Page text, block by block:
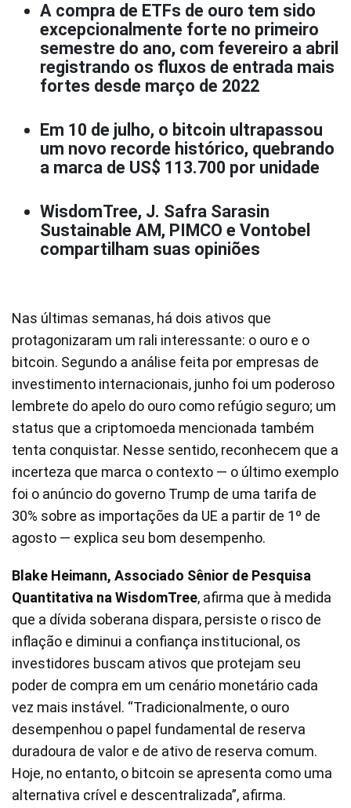
A compra de ETFs de ouro tem sido
excepcionalmente forte no primeiro
semestre do ano, com fevereiro a abril
registrando os fluxos de entrada mais
fortes desde março de 2022
Em 10 de julho, o bitcoin ultrapassou
um novo recorde histórico, quebrando
a marca de US$ 113.700 por unidade
WisdomTree, J. Safra Sarasin
Sustainable AM, PIMCO e Vontobel
compartilham suas opiniões
Nas últimas semanas, há dois ativos que
protagonizaram um rali interessante: o ouro e o
bitcoin. Segundo a análise feita por empresas de
investimento internacionais, junho foi um poderoso
lembrete do apelo do ouro como refúgio seguro; um
status que a criptomoeda mencionada também
tenta conquistar. Nesse sentido, reconhecem que a
incerteza que marca o contexto — o último exemplo
foi o anúncio do governo Trump de uma tarifa de
30% sobre as importações da UE a partir de 1º de
agosto — explica seu bom desempenho.
Blake Heimann, Associado Sênior de Pesquisa
Quantitativa na WisdomTree, afirma que à medida
que a dívida soberana dispara, persiste o risco de
inflação e diminui a confiança institucional, os
investidores buscam ativos que protejam seu
poder de compra em um cenário monetário cada
vez mais instável. “Tradicionalmente, o ouro
desempenhou o papel fundamental de reserva
duradoura de valor e de ativo de reserva comum.
Hoje, no entanto, o bitcoin se apresenta como uma
alternativa crível e descentralizada”, afirma.